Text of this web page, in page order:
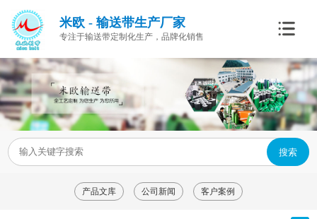
米欧 - 输送带生产厂家
专注于输送带定制化生产，品牌化销售
搜索
产品文库 公司新闻 客户案例